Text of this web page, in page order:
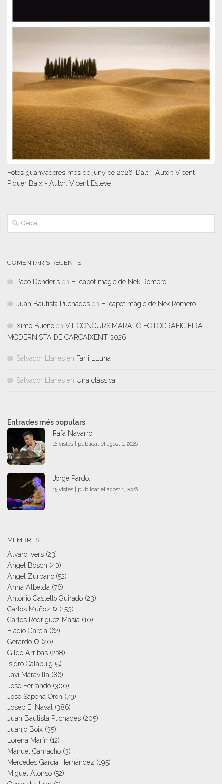
Fotos guanyadores mes de juny de 2026. Dalt - Autor: Vicent
Piquer Baix - Autor: Vicent Esteve
COMENTARIS RECENTS
Paco Donderis en El capot màgic de Nek Romero.
Juan Bautista Puchades en El capot màgic de Nek Romero.
Ximo Bueno en VIII CONCURS MARATÓ FOTOGRÀFIC FIRA
MODERNISTA DE CARCAIXENT, 2026
Salvador Llanes en Far i LLuna
Salvador Llanes en Una clàssica
Entrades més populars
Rafa Navarro.
16 vistes | publicat el agost 1, 2026
Jorge Pardo.
15 vistes | publicat el agost 1, 2026
MEMBRES
Alvaro Ivers (23)
Angel Bosch (40)
Angel Zurbano (52)
Anna Albelda (76)
Antonio Castello Guirado (23)
Carlos Muñoz Ω (153)
Carlos Rodriguez Masia (10)
Eladio García (62)
Gerardo Ω (20)
Gildo Arribas (268)
Isidro Calabuig (5)
Javi Maravilla (86)
Jose Ferrando (300)
Jose Sapena Oron (73)
Josep E. Naval (386)
Juan Bautista Puchades (205)
Juanjo Boix (35)
Lorena Marín (12)
Manuel Camacho (3)
Mercedes García Hernández (195)
Miguel Alonso (52)